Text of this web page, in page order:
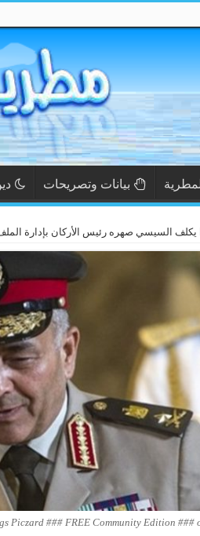
بيانات وتصريحات
يكلف السيسي صهره رئيس الأركان بإدارة
Piczard ### FREE Community Edition